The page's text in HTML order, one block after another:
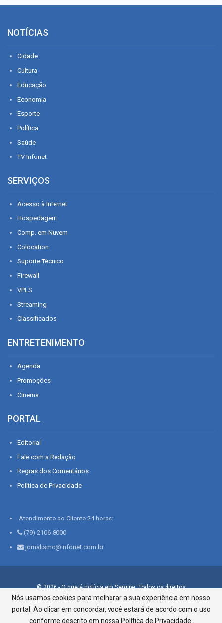
NOTÍCIAS
Cidade
Cultura
Educação
Economia
Esporte
Política
Saúde
TV Infonet
SERVIÇOS
Acesso à Internet
Hospedagem
Comp. em Nuvem
Colocation
Suporte Técnico
Firewall
VPLS
Streaming
Classificados
ENTRETENIMENTO
Agenda
Promoções
Cinema
PORTAL
Editorial
Fale com a Redação
Regras dos Comentários
Política de Privacidade
Atendimento ao Cliente 24 horas:
(79) 2106-8000
jornalismo@infonet.com.br
© 2026 - O que é notícia em Sergipe. Todos os direitos
reservados.
Infonet - Rua Monsenhor Silveira 276, Bairro São José |
Aracaju-SE, CEP 49015-030, Fone: 79.2106.8000 - CI Centro de
Nós usamos cookies para melhorar a sua experiência em nosso
portal. Ao clicar em concordar, você estará de acordo com o uso
conforme descrito em nossa Política de Privacidade.